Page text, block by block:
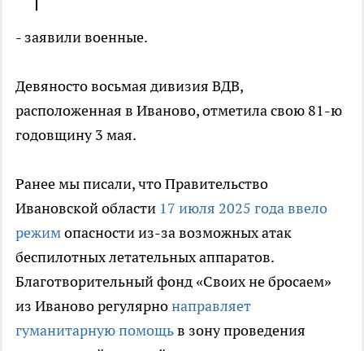
- заявили военные.
Девяносто восьмая дивизия ВДВ,
расположенная в Иваново, отметила свою 81-ю
годовщину 3 мая.
Ранее мы писали, что Правительство
Ивановской области 17 июля 2025 года ввело
режимопасности из-за возможных атак
беспилотных летательных аппаратов.
Благотворительный фонд «Своих не бросаем»
из Иваново регулярнонаправляет
гуманитарную помощьв зону проведения